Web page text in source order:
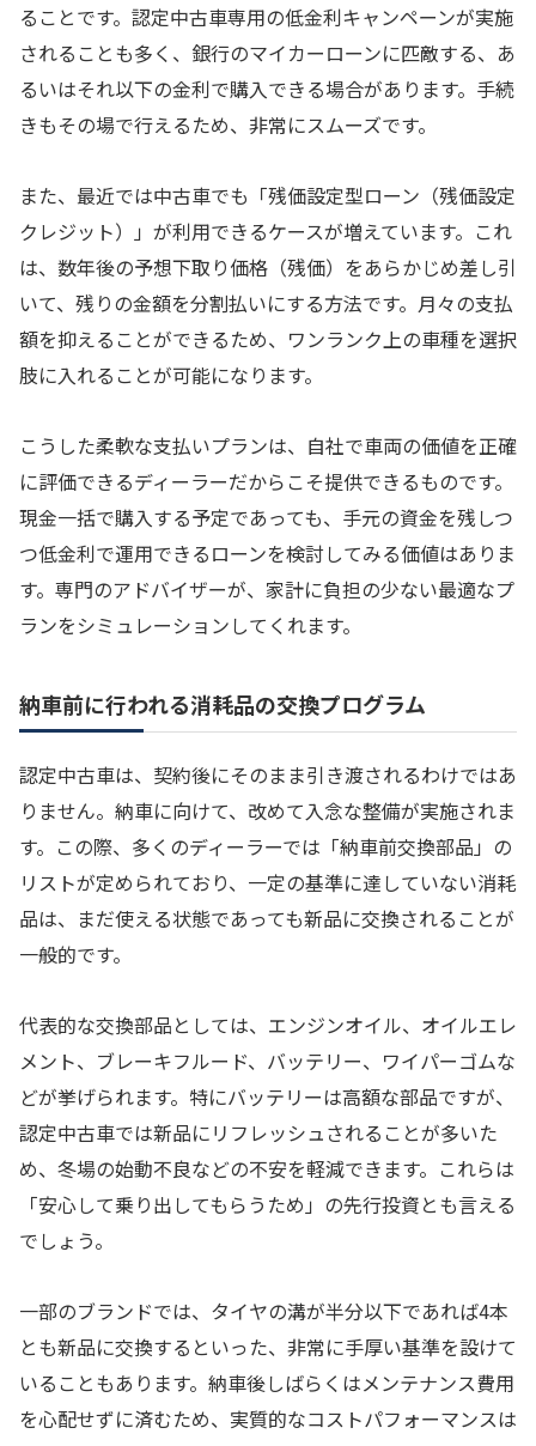
ることです。認定中古車専用の低金利キャンペーンが実施
されることも多く、銀行のマイカーローンに匹敵する、あ
るいはそれ以下の金利で購入できる場合があります。手続
きもその場で行えるため、非常にスムーズです。
また、最近では中古車でも「残価設定型ローン（残価設定
クレジット）」が利用できるケースが増えています。これ
は、数年後の予想下取り価格（残価）をあらかじめ差し引
いて、残りの金額を分割払いにする方法です。月々の支払
額を抑えることができるため、ワンランク上の車種を選択
肢に入れることが可能になります。
こうした柔軟な支払いプランは、自社で車両の価値を正確
に評価できるディーラーだからこそ提供できるものです。
現金一括で購入する予定であっても、手元の資金を残しつ
つ低金利で運用できるローンを検討してみる価値はありま
す。専門のアドバイザーが、家計に負担の少ない最適なプ
ランをシミュレーションしてくれます。
納車前に行われる消耗品の交換プログラム
認定中古車は、契約後にそのまま引き渡されるわけではあ
りません。納車に向けて、改めて入念な整備が実施されま
す。この際、多くのディーラーでは「納車前交換部品」の
リストが定められており、一定の基準に達していない消耗
品は、まだ使える状態であっても新品に交換されることが
一般的です。
代表的な交換部品としては、エンジンオイル、オイルエレ
メント、ブレーキフルード、バッテリー、ワイパーゴムな
どが挙げられます。特にバッテリーは高額な部品ですが、
認定中古車では新品にリフレッシュされることが多いた
め、冬場の始動不良などの不安を軽減できます。これらは
「安心して乗り出してもらうため」の先行投資とも言える
でしょう。
一部のブランドでは、タイヤの溝が半分以下であれば4本
とも新品に交換するといった、非常に手厚い基準を設けて
いることもあります。納車後しばらくはメンテナンス費用
を心配せずに済むため、実質的なコストパフォーマンスは